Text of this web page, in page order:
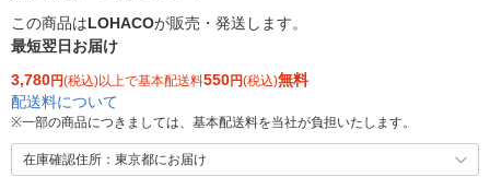
この商品はLOHACOが販売・発送します。
最短翌日お届け
3,780円(税込)以上で基本配送料550円(税込)無料
配送料について
※一部の商品につきましては、基本配送料を当社が負担いたします。
在庫確認住所：東京都にお届け